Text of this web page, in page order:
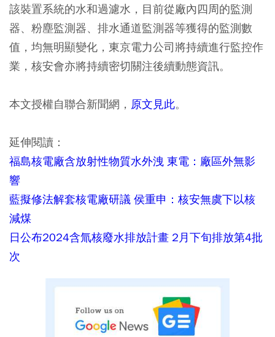
該裝置系統的水和過濾水，目前從廠內四周的監測
器、粉塵監測器、排水通道監測器等獲得的監測數
值，均無明顯變化，東京電力公司將持續進行監控作
業，核安會亦將持續密切關注後續動態資訊。
本文授權自聯合新聞網， 原文見此。
延伸閱讀：
福島核電廠含放射性物質水外洩 東電：廠區外無影
響
藍擬修法解套核電廠研議 侯重申：核安無虞下以核
減煤
日公布2024含氚核廢水排放計畫 2月下旬排放第4批
次